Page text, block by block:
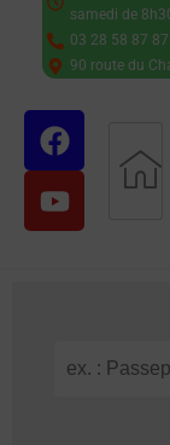
samedi de
03 28 58 87 87
90 route du